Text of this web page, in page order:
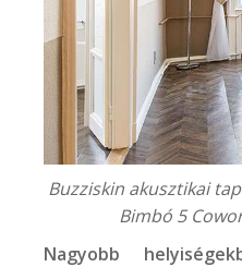
Buzziskin akusztikai
Bimbó 5
Nagyobb